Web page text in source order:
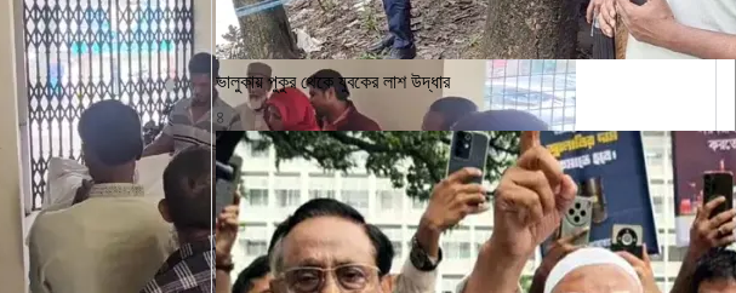
ভালুকায় পুকুর থেকে যুবকের লাশ উদ্ধার
৪